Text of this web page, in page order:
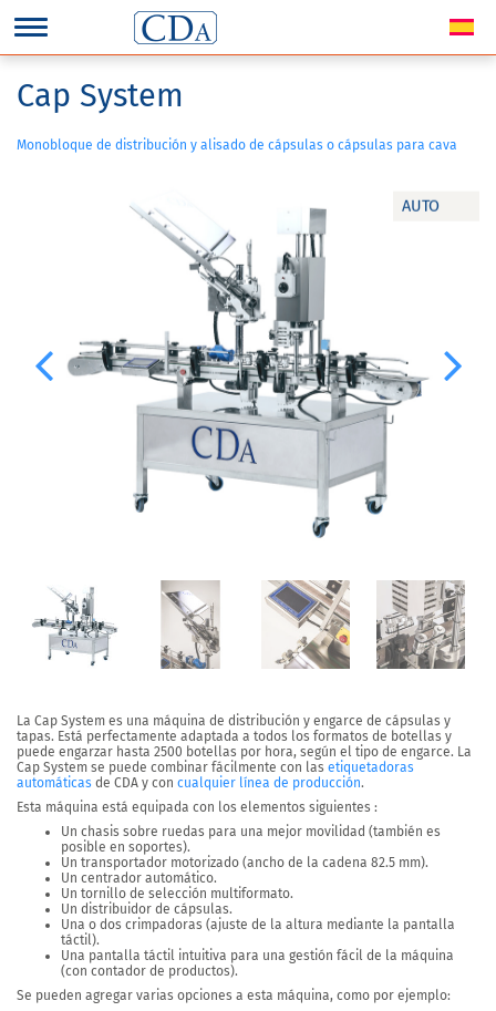
AUTO
Previous Next
Cap System
Monobloque de distribución y alisado de cápsulas o cápsulas para cava
La Cap System es una máquina de distribución y engarce de cápsulas y
tapas. Está perfectamente adaptada a todos los formatos de botellas y
puede engarzar hasta 2500 botellas por hora, según el tipo de engarce. La
Cap System se puede combinar fácilmente con las etiquetadoras
automáticas de CDA y con cualquier línea de producción.
Esta máquina está equipada con los elementos siguientes :
Un chasis sobre ruedas para una mejor movilidad (también es
posible en soportes).
Un transportador motorizado (ancho de la cadena 82.5 mm).
Un centrador automático.
Un tornillo de selección multiformato.
Un distribuidor de cápsulas.
Una o dos crimpadoras (ajuste de la altura mediante la pantalla
táctil).
Una pantalla táctil intuitiva para una gestión fácil de la máquina
(con contador de productos).
Se pueden agregar varias opciones a esta máquina, como por ejemplo: